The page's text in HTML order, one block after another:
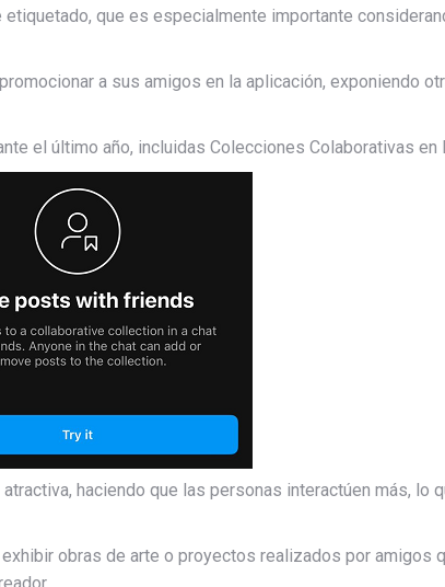
que es especialmente importante
a sus amigos en la aplicación, exponiendo
el último año, incluidas Colecciones Colaborativas en
haciendo que las personas interactúen más, lo
obras de arte o proyectos realizados por amigos